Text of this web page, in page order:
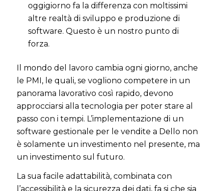
oggigiorno fa la differenza con moltissimi
altre realtà di sviluppo e produzione di
software. Questo è un nostro punto di
forza.
Il mondo del lavoro cambia ogni giorno, anche
le PMI, le quali, se vogliono competere in un
panorama lavorativo così rapido, devono
approcciarsi alla tecnologia per poter stare al
passo con i tempi. L’implementazione di un
software gestionale per le vendite a Dello non
è solamente un investimento nel presente, ma
un investimento sul futuro.
La sua facile adattabilità, combinata con
l’accessibilità e la sicurezza dei dati, fa si che sia